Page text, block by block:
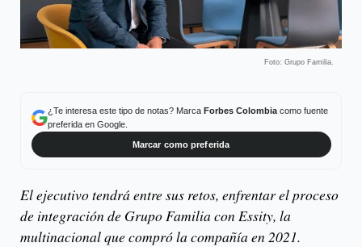
Foto: Grupo Familia.
¿Te interesa este tipo de notas? Marca Forbes Colombiacomo fuente
preferida en Google.
Marcar como preferida
El ejecutivo tendrá entre sus retos, enfrentar el proceso
de integración de Grupo Familia con Essity, la
multinacional que compró la compañía en 2021.